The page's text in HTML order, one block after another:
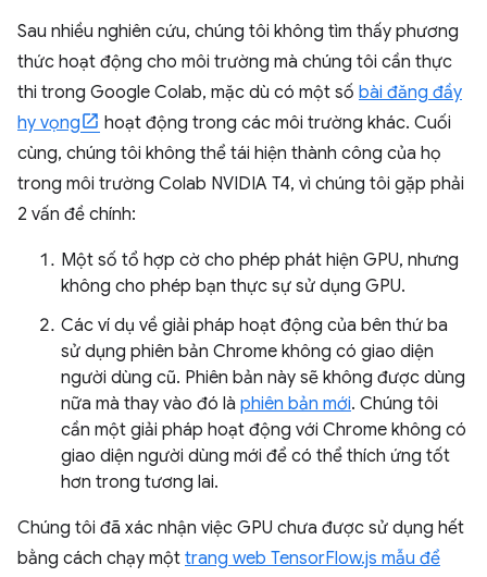
Sau nhiều nghiên cứu, chúng tôi không tìm thấy phương
thức hoạt động cho môi trường mà chúng tôi cần thực
thi trong Google Colab, mặc dù có một số bài đăng đầy
hy vọng
hoạt động trong các môi trường khác. Cuối
cùng, chúng tôi không thể tái hiện thành công của họ
trong môi trường Colab NVIDIA T4, vì chúng tôi gặp phải
2 vấn đề chính:
Một số tổ hợp cờ cho phép phát hiện GPU, nhưng
không cho phép bạn thực sự sử dụng GPU.
Các ví dụ về giải pháp hoạt động của bên thứ ba
sử dụng phiên bản Chrome không có giao diện
người dùng cũ. Phiên bản này sẽ không được dùng
nữa mà thay vào đó là phiên bản mới. Chúng tôi
cần một giải pháp hoạt động với Chrome không có
giao diện người dùng mới để có thể thích ứng tốt
hơn trong tương lai.
Chúng tôi đã xác nhận việc GPU chưa được sử dụng hết
bằng cách chạy một trang web TensorFlow.js mẫu để